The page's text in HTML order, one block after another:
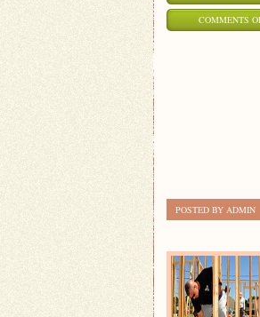
COMMENTS
POSTED BY ADMIN